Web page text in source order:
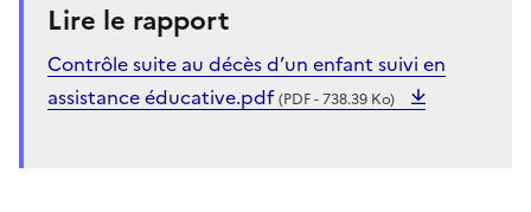
Lire le rapport
Contrôle suite au décès d’un enfant suivi en
assistance éducative.pdf(PDF - 738.39 Ko)